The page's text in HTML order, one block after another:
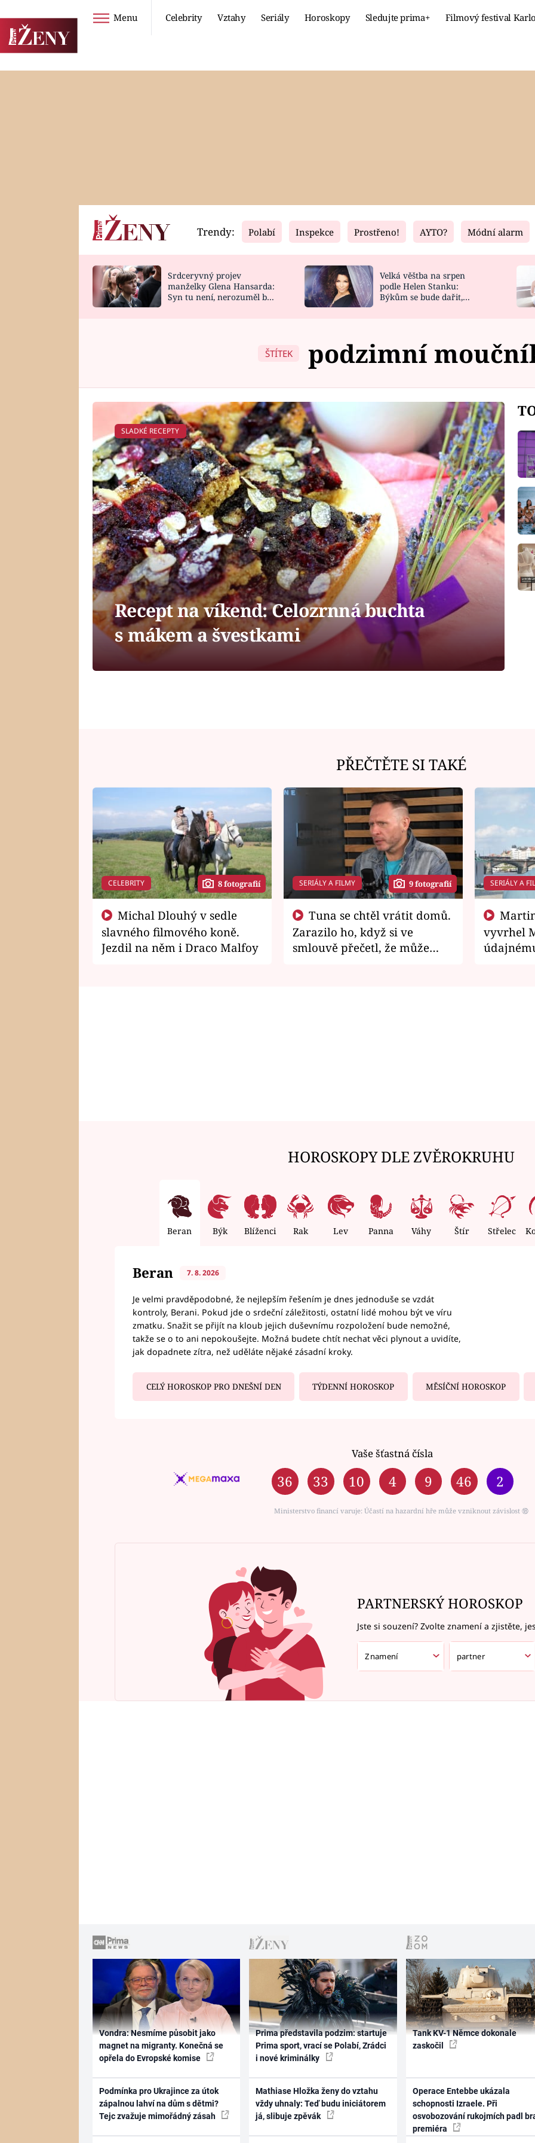
Menu Celebrity Vztahy Seriály Horoskopy Sledujte prima+ Filmový festival
Horoskopy
HOROSKOP NA
Video
CELEBRITY
VAŘENÍ
Fresh
NOVINKY
VIDEORECEPTY
Living
DESIGN
Trendy: Polabí Inspekce Prostřeno! AYTO? Módní alarm
Srdceryvný projev
manželky Glena Hansarda:
Syn tu není, nerozuměl by
Velká věštba na srpen
podle Helen Stanku:
Býkům se bude dařit,
ŠTÍTEK podzimní
SLADKÉ RECEPTY
Recept na víkend: Celozrnná buchta
s mákem a švestkami
PŘEČTĚTE SI TAKÉ
CELEBRITY 8 fotografií
slavného filmového koně.
Jezdil na něm i Draco Malfoy
SERIÁLY A FILMY 9 fotografií
Zarazilo ho, když si ve
smlouvě přečetl, že může
SERIÁLY A
vyvrhel
HOROSKOPY DLE ZVĚROKRUHU
Beran Býk Blíženci Rak Lev Panna Váhy Štír Střelec
Beran 7. 8. 2026
Je velmi pravděpodobné, že nejlepším řešením je dnes jednoduše se vzdát
kontroly, Berani. Pokud jde o srdeční záležitosti, ostatní lidé mohou být ve víru
zmatku. Snažit se přijít na kloub jejich duševnímu rozpoložení bude nemožné,
takže se o to ani nepokoušejte. Možná budete chtít nechat věci plynout a uvidíte,
jak dopadnete zítra, než uděláte nějaké zásadní kroky.
CELÝ HOROSKOP PRO DNEŠNÍ DEN TÝDENNÍ HOROSKOP MĚSÍČNÍ HOROSKOP
Vaše šťastná čísla
36 33 10 4 9 46 2
Ministerstvo financí varuje: Účastí na hazardní hře může vzniknout závislost ⑱
PARTNERSKÝ HOROSKOP
Jste si souzení? Zvolte znamení a zjistěte,
Vondra: Nesmíme působit jako
magnet na migranty. Konečná se
opřela do Evropské komise
Podmínka pro Ukrajince za útok
zápalnou lahví na dům s dětmi?
Tejc zvažuje mimořádný zásah
Prima představila podzim: startuje
Prima sport, vrací se Polabí, Zrádci
i nové kriminálky
Mathiase Hložka ženy do vztahu
vždy uhnaly: Teď budu iniciátorem
já, slibuje zpěvák
Tank KV-1 Němce dokonale
zaskočil
Operace Entebbe ukázala
schopnosti Izraele. Při
osvobozování rukojmích padl
premiéra